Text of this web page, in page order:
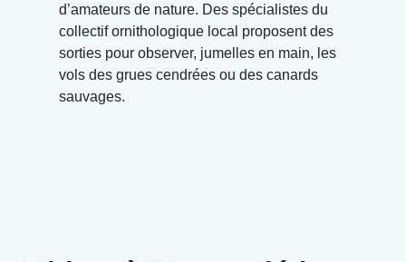
d’amateurs de nature. Des spécialistes du
collectif ornithologique local proposent des
sorties pour observer, jumelles en main, les
vols des grues cendrées ou des canards
sauvages.